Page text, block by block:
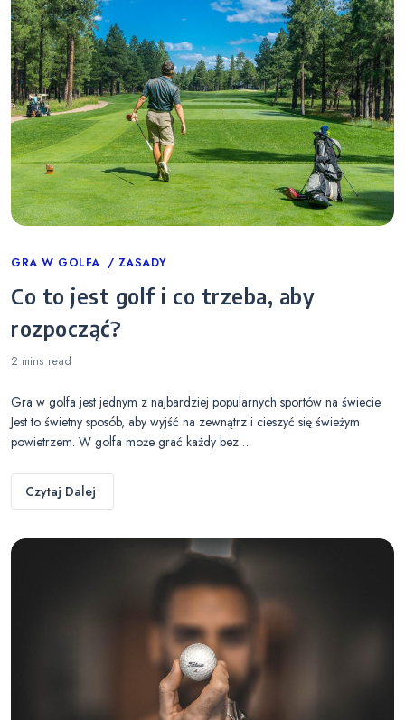
Categories
GRA W GOLFA ZASADY
Co to jest golf i co trzeba, aby
rozpocząć?
2 mins read
Gra w golfa jest jednym z najbardziej popularnych sportów na świecie.
Jest to świetny sposób, aby wyjść na zewnątrz i cieszyć się świeżym
powietrzem. W golfa może grać każdy bez…
Czytaj Dalej